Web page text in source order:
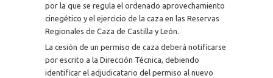
por la que se regula el ordenado aprovechamiento
cinegético y el ejercicio de la caza en las Reservas
Regionales de Caza de Castilla y León.
La cesión de un permiso de caza deberá notificarse
por escrito a la Dirección Técnica, debiendo
identificar el adjudicatario del permiso al nuevo